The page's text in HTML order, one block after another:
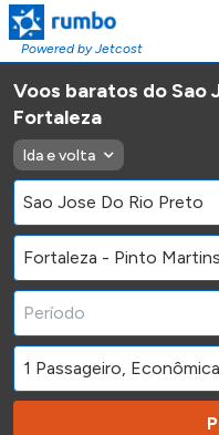
Powered by Jetcost
Voos baratos do Sao
Fortaleza
Ida e volta